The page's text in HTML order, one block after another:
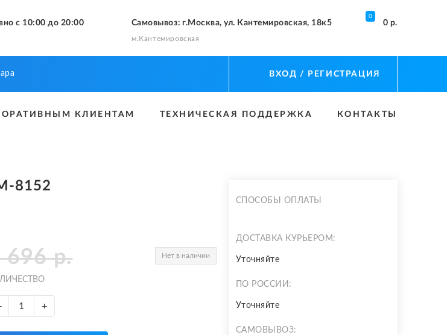
с 10:00 до 20:00 Самовывоз: г.Москва, ул. Кантемировская, 18к5
м.Кантемировская
0
0 р.
ВХОД/ РЕГИСТРАЦИЯ
КЛИЕНТАМ ТЕХНИЧЕСКАЯ ПОДДЕРЖКА КОНТАКТЫ
8152
696р. Нет в наличии
+
СПОСОБЫ ОПЛАТЫ
ДОСТАВКА КУРЬЕРОМ:
Уточняйте
ПО РОССИИ:
Уточняйте
САМОВЫВОЗ: